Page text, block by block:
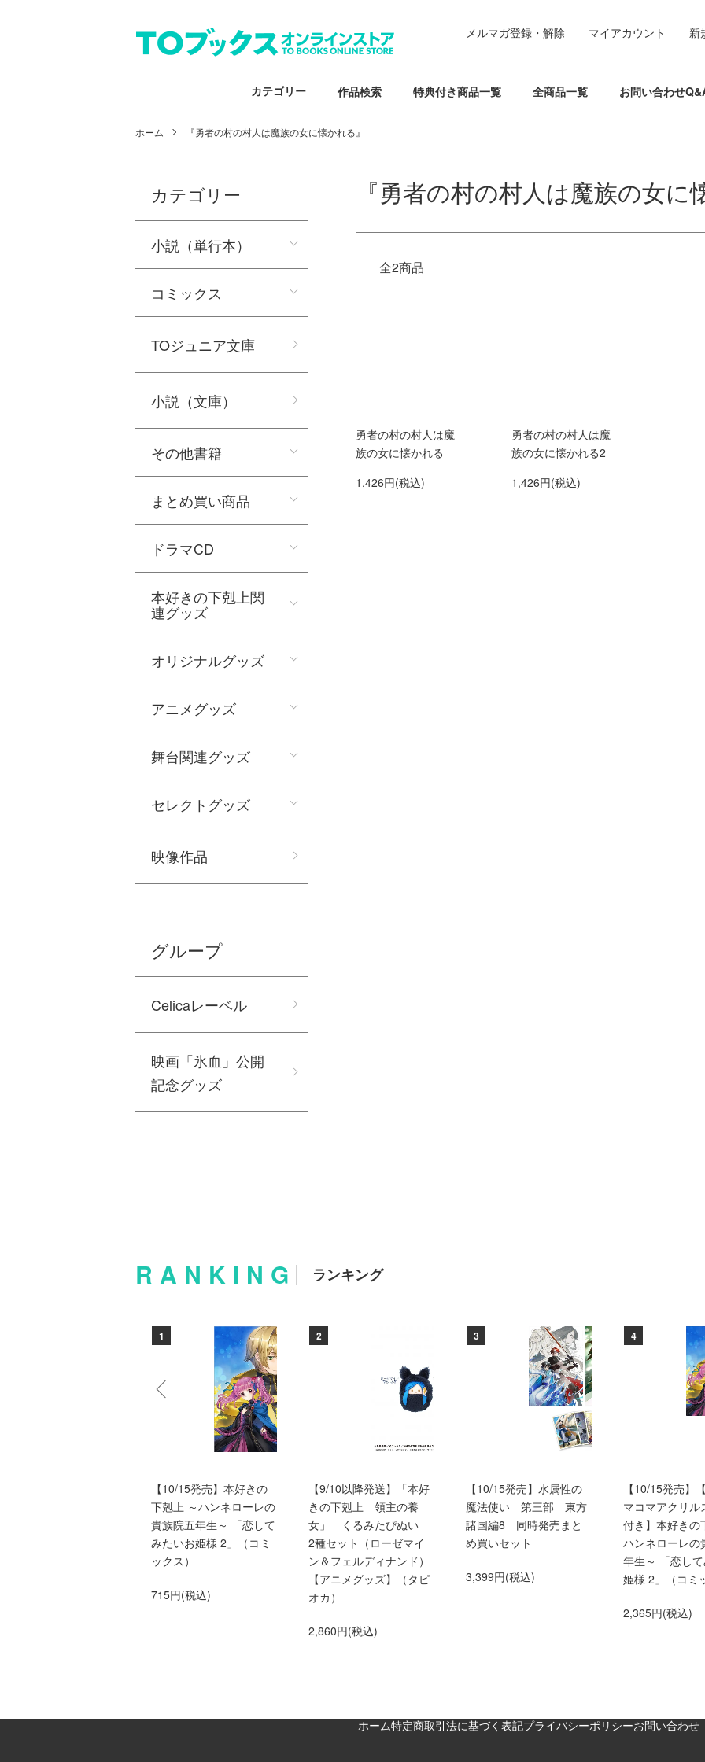
カテゴリー 作品検索 特典付き商品一覧 全商品一覧 お問い合わせ
メルマガ登録・解除 マイアカウント 新
ホーム 『勇者の村の村人は魔族の女に懐かれる』
『勇者の村の村人は魔族の女に
全2商品
勇者の村の村人は魔
族の女に懐かれる
1,426円(税込)
勇者の村の村人は魔
族の女に懐かれる2
1,426円(税込)
カテゴリー
小説（単行本）
コミックス
TOジュニア文庫
小説（文庫）
その他書籍
まとめ買い商品
ドラマCD
本好きの下剋上関
連グッズ
オリジナルグッズ
アニメグッズ
舞台関連グッズ
セレクトグッズ
映像作品
グループ
Celicaレーベル
映画「氷血」公開
記念グッズ
RANKING ランキング
1
【10/15発売】本好きの
下剋上 ～ハンネローレの
貴族院五年生～ 「恋して
みたいお姫様 2」（コミ
ックス）
715円(税込)
2
【9/10以降発送】「本好
きの下剋上 領主の養
女」 くるみたぴぬい
2種セット（ローゼマイ
ン＆フェルディナンド）
【アニメグッズ】（タピ
オカ）
2,860円(税込)
3
【10/15発売】水属性の
魔法使い 第三部 東方
諸国編8 同時発売まと
め買いセット
3,399円(税込)
4
【10/15発売】
マコマアクリル
付き】本好きの
ハンネローレの
年生～ 「恋し
姫様 2」（コミ
2,365円(税込)
ホーム特定商取引法に基づく表記プライバシーポリシーお問い合わせ